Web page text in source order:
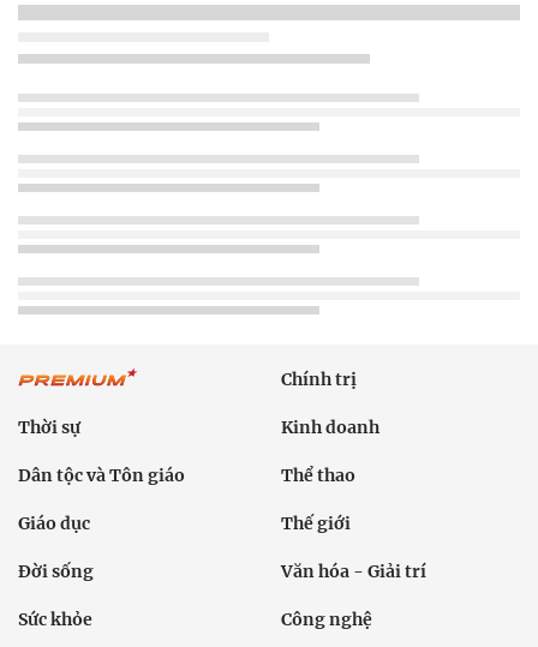
Chính trị
Thời sự Kinh doanh
Dân tộc và Tôn giáo Thể thao
Giáo dục Thế giới
Đời sống Văn hóa - Giải trí
Sức khỏe Công nghệ